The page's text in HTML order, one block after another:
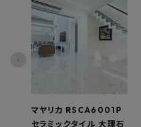
マヤリカ RSCA6001P
セラミックタイル 大理石